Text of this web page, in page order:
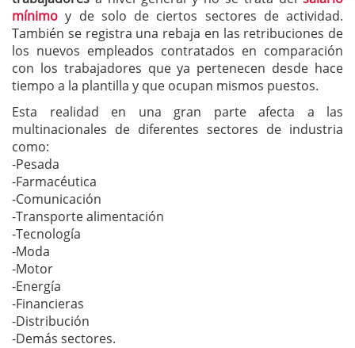
mínimo y de solo de ciertos sectores de actividad.
También se registra una rebaja en las retribuciones de
los nuevos empleados contratados en comparación
con los trabajadores que ya pertenecen desde hace
tiempo a la plantilla y que ocupan mismos puestos.
Esta realidad en una gran parte afecta a las
multinacionales de diferentes sectores de industria
como:
-Pesada
-Farmacéutica
-Comunicación
-Transporte alimentación
-Tecnología
-Moda
-Motor
-Energía
-Financieras
-Distribución
-Demás sectores.